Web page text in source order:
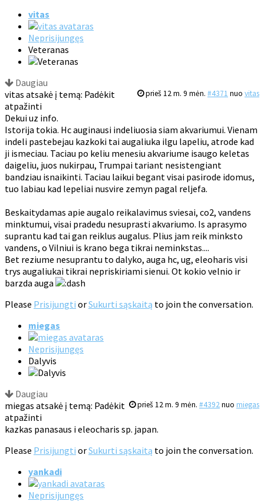
vitas
Neprisijungęs
Veteranas
Daugiau
prieš 12 m. 9 mėn. #4371 nuo vitas
vitas atsakė į temą: Padėkit
atpažinti
Dekui uz info.
Istorija tokia. Hc auginausi indeliuosia siam akvariumui. Vienam
indeli pastebejau kazkoki tai augaliuka ilgu lapeliu, atrode kad
ji ismeciau. Taciau po keliu menesiu akvariume isaugo keletas
daigeliu, juos nukirpau, Trumpai tariant nesistengiant
bandziau isnaikinti. Taciau laikui begant visai pasirode idomus,
tuo labiau kad lepeliai nusvire zemyn pagal reljefa.
Beskaitydamas apie augalo reikalavimus sviesai, co2, vandens
minktumui, visai pradedu nesuprasti akvariumo. Is aprasymo
suprantu kad tai gan reiklus augalus. Plius jam reik minksto
vandens, o Vilniui is krano bega tikrai neminkstas....
Bet reziume nesuprantu to dalyko, auga hc, ug, eleoharis visi
trys augaliukai tikrai nepriskiriami sienui. Ot kokio velnio ir
barzda auga
Please Prisijungti orSukurti sąskaitą to join the conversation.
miegas
Neprisijungęs
Dalyvis
Daugiau
prieš 12 m. 9 mėn. #4392nuo miegas
miegas atsakė į temą: Padėkit
atpažinti
kazkas panasaus i eleocharis sp. japan.
Please Prisijungti orSukurti sąskaitą to join the conversation.
yankadi
Neprisijungęs